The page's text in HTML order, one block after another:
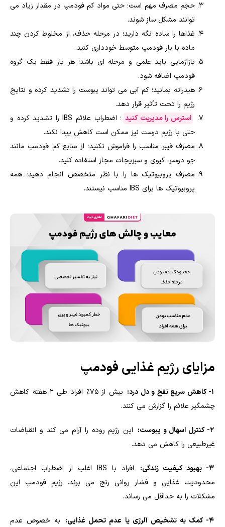
حجم مصرف مهم است؛ حتی مواد کم فودمپ در مقدار زیاد می
توانند مشکل ساز شوند.
غذاها را ساده نگه دارید؛ در مرحله حذف، از مخلوط کردن چند
ماده با بار فودمپ متوسط خودداری کنید.
بازآزمایی باید علمی و مرحله ای باشد؛ هر بار فقط یک گروه
فودمپ اضافه شود.
هیدراته بمانید؛ کم آبی می تواند یبوست را تشدید کرده و نتایج
رژیم را تحت تأثیر قرار دهد.
استرس را مدیریت کنید
؛ اضطراب علائم IBS را تشدید کرده و
حتی با رژیم درست نیز ممکن است کاهش پیدا نکند.
مصرف فیبر مناسب را فراموش نکنید؛ از منابع کم فودمپ مانند
جو دوسر، کیوی و سبزیجات مجاز استفاده کنید.
مصرف پروبیوتیک ها را با نظر متخصص انجام دهید؛ همه
پروبیوتیک ها برای IBS مناسب نیستند.
مزایای رژیم غذایی فودمپ
۱- کاهش سریع نفخ و دل درد:
بیش از ۷۵٪ افراد طی ۲ هفته کاهش
چشمگیر علائم را گزارش می کنند.
۲- کنترل اسهال و یبوست:
این رژیم روده را آرام می کند و انقباضات
غیرطبیعی را کاهش می دهد.
۳- بهبود کیفیت زندگی:
افراد با IBS اغلب از اضطراب اجتماعی،
محدودیت غذایی و فشار روانی رنج می برند. رژیم فودمپ این
مشکلات را به حداقل می رساند.
۴- کمک به تشخیص آلرژی یا عدم تحمل غذایی:
به خصوص عدم